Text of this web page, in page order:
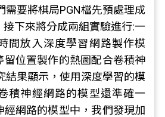
需要將棋局PGN檔先預處理成
下來將分成兩組實驗進行:一
間放入深度學習網路製作模
留位置製作的熱圖配合卷積神
結果顯示，使用深度學習的模
積神經網路的模型還準確一
經網路的模型中，我們發現加